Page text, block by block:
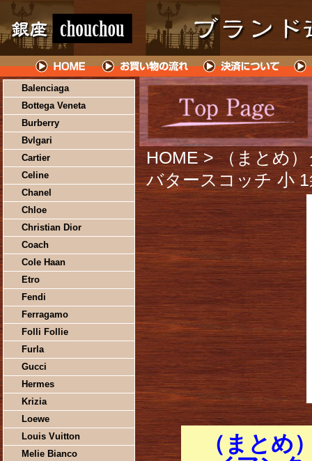
Balenciaga
Bottega Veneta
Burberry
Bvlgari
Cartier
Celine
Chanel
Chloe
Christian Dior
Coach
Cole Haan
Etro
Fendi
Ferragamo
Folli Follie
Furla
Gucci
Hermes
Krizia
Loewe
Louis Vuitton
Melie Bianco
HOME > （まとめ
バタースコッチ 小
（まとめ